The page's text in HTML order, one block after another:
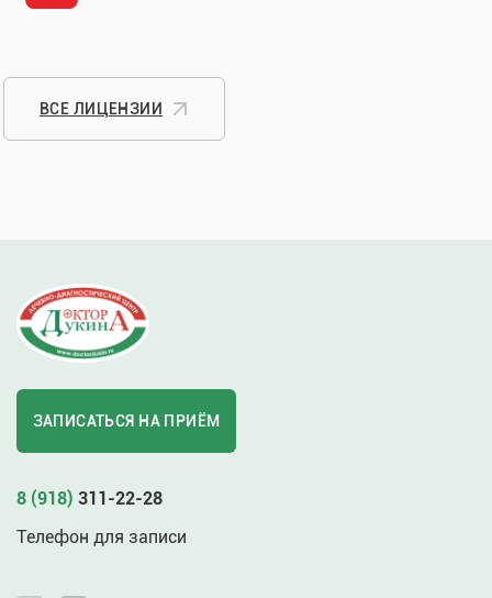
ВСЕ ЛИЦЕНЗИИ
ЗАПИСАТЬСЯ НА ПРИЁМ
8 (918) 311-22-28
Телефон для записи